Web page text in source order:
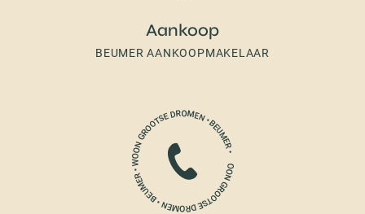
Aankoop
BEUMER AANKOOPMAKELAAR